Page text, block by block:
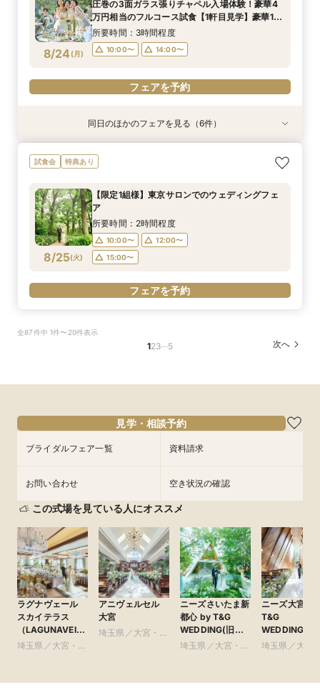
8/23(日) 8:45〜
9:00〜
12:00〜
14:00〜
15:00〜
フェアを予約
8/23(日) 8:45〜
9:00〜
12:00〜
14:00〜
15:00〜
フェアを予約
8/23(日) 8:45〜
9:00〜
12:00〜
14:00〜
15:00〜
フェアを予約
8/23(日)
フェアを予約
8/24 (月)
圧巻の3面ガラス張りチャペル入場体験！豪華4
万円相当のフルコース試食【1軒目見学】豪華10
万円相当のレストランペア&宿泊チケットプレゼ
ント
所要時間：3時間程度
10:00〜 14:00〜
フェアを予約
特典あり
8/24(月)
【最短60日】専属プランナーで安心！パパママ
応援160万特典+挙式当日2泊3日スイートルーム
所要時間：3時間程度
フェアを予約
8/24(月)
【自宅＆スマホでOK】◆オンライン会場相談◆
ご遠方でも安心◎気軽に見学
フェアを予約
特典あり
8/24(月)
【2万円相当レストランペアチケット付】おふた
りのお時間に合わせて最短90分でご案内可能！
イック相談会★
所要時間：3時間程度
フェアを予約
特典あり
8/24(月)
【10名66万円★専用会場有】最短1ヶ月で準備
OK！6名様から適用可10名66万円からの少人数
所要時間：3時間程度
フェアを予約
特典あり
8/24(月)
【料理重視◎ミシュランの味】和牛やオマール海
老など4万円相当の豪華コース試食＆豪華10万円
フェア
所要時間：3時間程度
フェアを予約
8/24(月)
【初見学が1番お得】専属プランナーがお見積も
りオリジナル作成*10万円相当ギフト特典付き
の挙式体験×ドレス×和牛・オマール海老の豪華4
万相当試食フェア
所要時間：1時間30分程度
フェアを予約
同日のほかのフェアを見る（6件）
試食会 特典あり
8/25(火)
【限定1組様】東京サロンでのウェディングフェ
ア
所要時間：2時間程度
10:00〜
12:00〜
15:00〜
フェアを予約
全87件中 1件〜20件表示
123…5 次へ
見学・相談予約
ブライダルフェア一覧 資料請求
お問い合わせ 空き状況の確認
この式場を見ている人にオススメ
ラグナヴェール
スカイテラス
（LAGUNAVEIL
SkyTerrace）
埼玉県／大宮・さ
アニヴェルセル
大宮
埼玉県／大宮・さ
ニーズさいたま新
都心 by T&G
WEDDING(旧
ガーデンヒルズ迎
埼玉県／大宮・さ
ニーズ大宮 by
T&G
WEDDING(旧
アーヴェリー
埼玉県／大宮